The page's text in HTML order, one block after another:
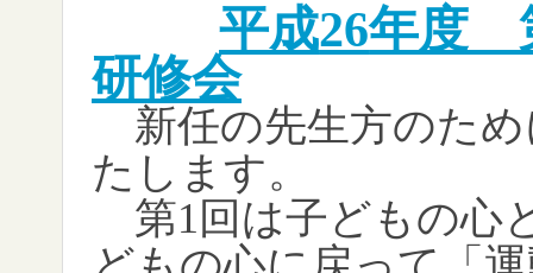
平成26年度
研修会
新任の先生方のため
たします。
第1 回は子どもの心